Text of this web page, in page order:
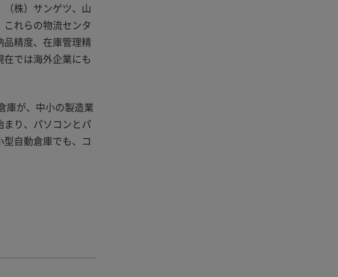
株）サンゲツ、山
れらの物流センタ
精度、在庫管理精
では海外企業にも
庫が、中小の製造業
り、パソコンとパ
自動倉庫でも、コ